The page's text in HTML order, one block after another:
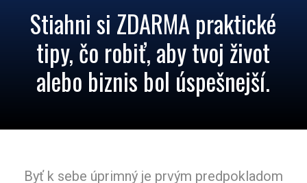
Stiahni si ZDARMA praktické
tipy, čo robiť, aby tvoj život
alebo biznis bol úspešnejší.
Byť k sebe úprimný je prvým predpokladom